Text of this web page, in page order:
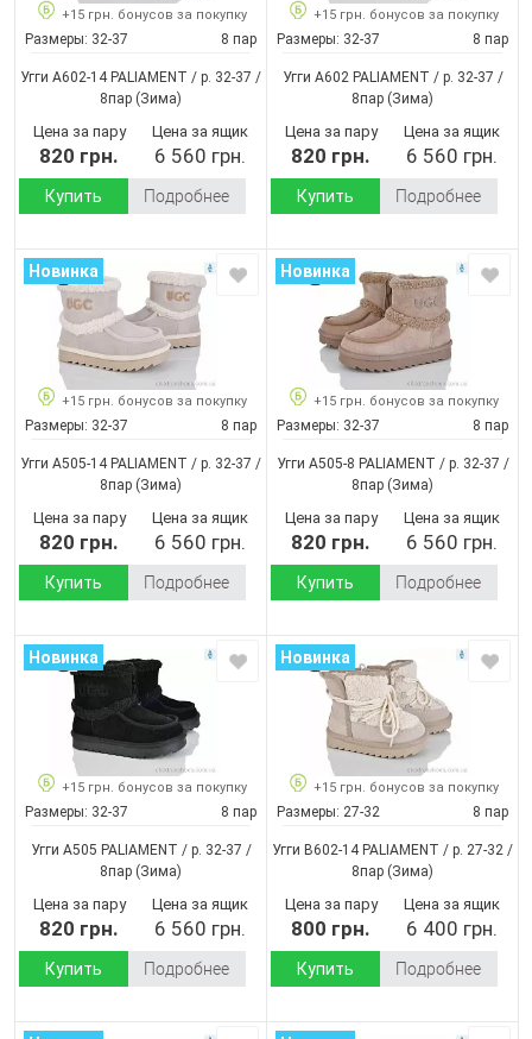
+15 грн. бонусов за покупку
Размеры: 32-37 8 пар
Угги A602-14 PALIAMENT / p. 32-37 /
8пар (Зима)
Цена за пару
820 грн.
Цена за ящик
6 560 грн.
Купить Подробнее
+15 грн. бонусов за покупку
Размеры: 32-37 8 пар
Угги A602 PALIAMENT / p. 32-37 /
8пар (Зима)
Цена за пару
820 грн.
Цена за ящик
6 560 грн.
Купить Подробнее
Новинка
+15 грн. бонусов за покупку
Размеры: 32-37 8 пар
Угги A505-14 PALIAMENT / p. 32-37 /
8пар (Зима)
Цена за пару
820 грн.
Цена за ящик
6 560 грн.
Купить Подробнее
Новинка
+15 грн. бонусов за покупку
Размеры: 32-37 8 пар
Угги A505-8 PALIAMENT / p. 32-37 /
8пар (Зима)
Цена за пару
820 грн.
Цена за ящик
6 560 грн.
Купить Подробнее
Новинка
+15 грн. бонусов за покупку
Размеры: 32-37 8 пар
Угги A505 PALIAMENT / p. 32-37 /
8пар (Зима)
Цена за пару
820 грн.
Цена за ящик
6 560 грн.
Купить Подробнее
Новинка
+15 грн. бонусов за покупку
Размеры: 27-32 8 пар
Угги B602-14 PALIAMENT / p. 27-32 /
8пар (Зима)
Цена за пару
800 грн.
Цена за ящик
6 400 грн.
Купить Подробнее